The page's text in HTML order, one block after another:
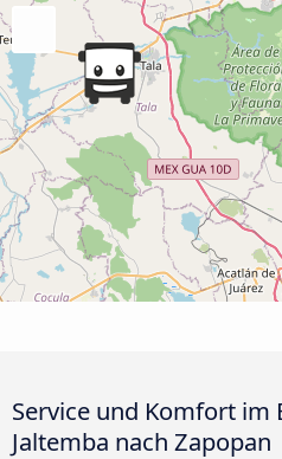
Service und Komfort im
Jaltemba nach Zapopan